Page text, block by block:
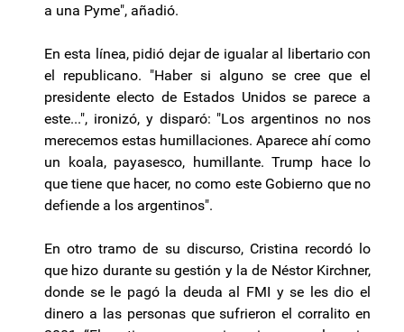
a una Pyme", añadió.
En esta línea, pidió dejar de igualar al libertario con
el republicano. "Haber si alguno se cree que el
presidente electo de Estados Unidos se parece a
este...", ironizó, y disparó: "Los argentinos no nos
merecemos estas humillaciones. Aparece ahí como
un koala, payasesco, humillante. Trump hace lo
que tiene que hacer, no como este Gobierno que no
defiende a los argentinos".
En otro tramo de su discurso, Cristina recordó lo
que hizo durante su gestión y la de Néstor Kirchner,
donde se le pagó la deuda al FMI y se les dio el
dinero a las personas que sufrieron el corralito en